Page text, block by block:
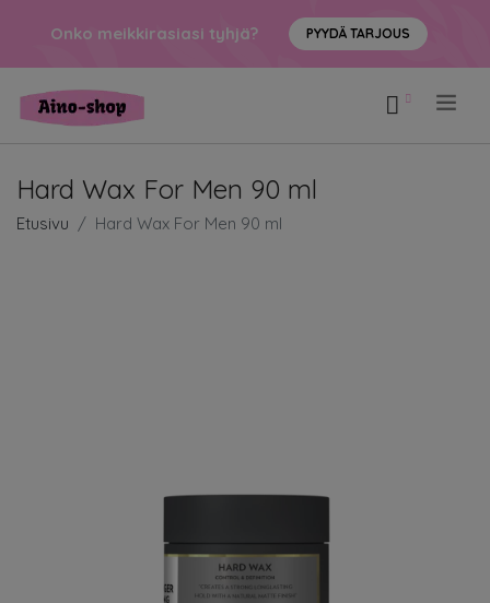
Onko meikkirasiasi tyhjä? PYYDÄ TARJOUS
Hard Wax For Men 90 ml
Etusivu Hard Wax For Men 90 ml